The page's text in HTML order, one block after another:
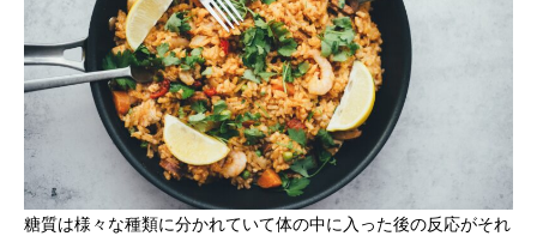
糖質は様々な種類に分かれていて体の中に入った後の反応がそれ